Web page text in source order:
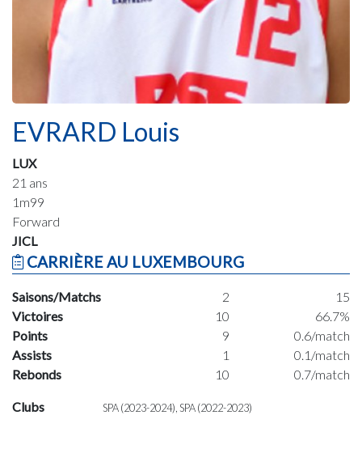
EVRARD Louis
LUX
21 ans
1m99
Forward
JICL
CARRIÈRE AU LUXEMBOURG
Saisons/Matchs 2
15
Victoires
10
66.7%
Points
9
0.6/match
Assists
1
0.1/match
Rebonds
10 0.7/match
Clubs SPA (2023-2024), SPA (2022-2023)